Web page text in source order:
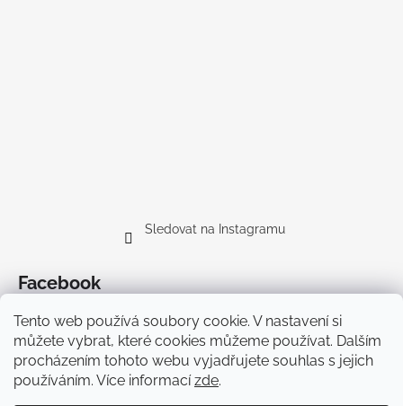
Tento web používá soubory cookie. V nastavení si
můžete vybrat, které cookies můžeme používat. Dalším
procházením tohoto webu vyjadřujete souhlas s jejich
používáním. Více informacízde.
Sledovat na Instagramu
Facebook
Doprava